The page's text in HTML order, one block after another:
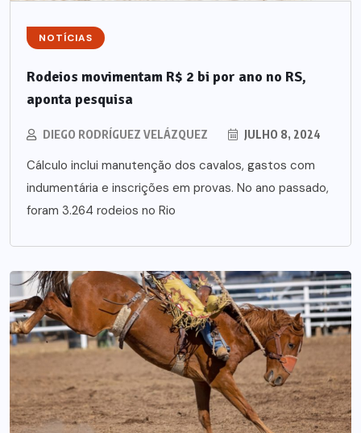
NOTÍCIAS
Rodeios movimentam R$ 2 bi por ano no RS,
aponta pesquisa
DIEGO RODRÍGUEZ VELÁZQUEZ JULHO 8, 2024
Cálculo inclui manutenção dos cavalos, gastos com
indumentária e inscrições em provas. No ano passado,
foram 3.264 rodeios no Rio